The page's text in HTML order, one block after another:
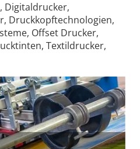
Digitaldrucker,
Druckkopftechnologien,
Offset Drucker,
Textildrucker,